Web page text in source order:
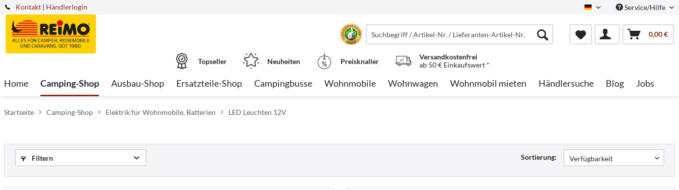
Kontakt German Service/Hilfe
| Händlerlogin
0,00 €
Topseller Neuheiten Preisknaller
Versandkostenfrei
ab 50 € Einkaufswert *
Home Camping-Shop Ausbau-Shop Ersatzteile-Shop Campingbusse Wohnmobile Wohnwagen Wohnmobil mieten Händlersuche Blog Jobs
Startseite Camping-Shop Elektrik für Wohnmobile, Batterien LED Leuchten 12V
Filtern Sortierung: